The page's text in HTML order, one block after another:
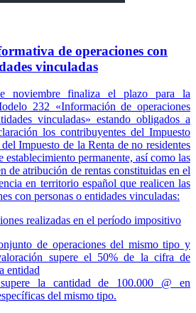
de operaciones con
vinculadas
noviembre finaliza el plazo para la
232 «Información de operaciones
vinculadas» estando obligados a
los contribuyentes del Impuesto
Impuesto de la Renta de no residentes
establecimiento permanente, así como las
de atribución de rentas constituidas en el
en territorio español que realicen las
con personas o entidades vinculadas:
realizadas en el período impositivo
de operaciones del mismo tipo y
supere el 50% de la cifra de
entidad
la cantidad de 100.000 @ en
del mismo tipo.